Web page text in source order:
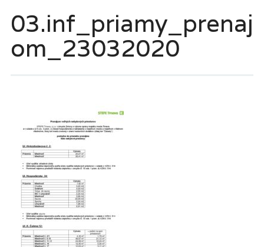
03.inf_priamy_prenaj
om_23032020